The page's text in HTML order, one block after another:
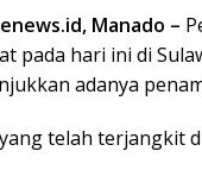
Manado –
pada hari ini di
adanya
telah terjangkit